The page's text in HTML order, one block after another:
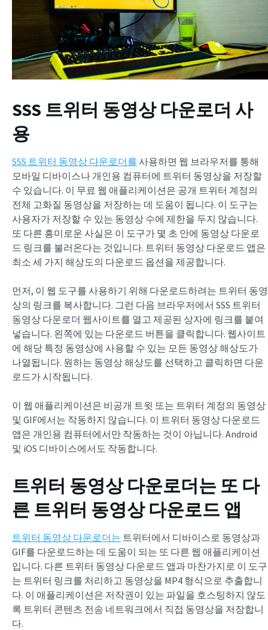
SSS 트위터 동영상 다운로더 사
용
SSS 트위터 동영상 다운로더를 사용하면 웹 브라우저를 통해
모바일 디바이스나 개인용 컴퓨터에 트위터 동영상을 저장할
수 있습니다. 이 무료 웹 애플리케이션은 공개 트위터 계정의
전체 고화질 동영상을 저장하는 데 도움이 됩니다. 이 도구는
사용자가 저장할 수 있는 동영상 수에 제한을 두지 않습니다.
또 다른 흥미로운 사실은 이 도구가 몇 초 안에 동영상 다운로
드 링크를 불러온다는 것입니다. 트위터 동영상 다운로드 앱은
최소 세 가지 해상도의 다운로드 옵션을 제공합니다.
먼저, 이 웹 도구를 사용하기 위해 다운로드하려는 트위터 동영
상의 링크를 복사합니다. 그런 다음 브라우저에서 SSS 트위터
동영상 다운로더 웹사이트를 열고 제공된 상자에 링크를 붙여
넣습니다. 왼쪽에 있는 다운로드 버튼을 클릭합니다. 웹사이트
에 해당 특정 동영상에 사용할 수 있는 모든 동영상 해상도가
나열됩니다. 원하는 동영상 해상도를 선택하고 클릭하면 다운
로드가 시작됩니다.
이 웹 애플리케이션은 비공개 트윗 또는 트위터 계정의 동영상
및 GIF에서는 작동하지 않습니다. 이 트위터 동영상 다운로드
앱은 개인용 컴퓨터에서만 작동하는 것이 아닙니다. Android
및 iOS 디바이스에서도 작동합니다.
트위터 동영상 다운로더는 또 다
른 트위터 동영상 다운로드 앱
트위터 동영상 다운로더는 트위터에서 디바이스로 동영상과
GIF를 다운로드하는 데 도움이 되는 또 다른 웹 애플리케이션
입니다. 다른 트위터 동영상 다운로드 앱과 마찬가지로 이 도구
는 트위터 링크를 처리하고 동영상을 MP4 형식으로 추출합니
다. 이 애플리케이션은 저작권이 있는 파일을 호스팅하지 않도
록 트위터 콘텐츠 전송 네트워크에서 직접 동영상을 저장합니
다.